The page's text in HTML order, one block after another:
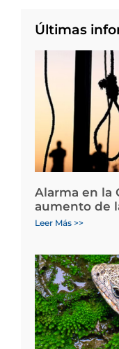
Últimas
Alarma en la
aumento de
Leer Más >>